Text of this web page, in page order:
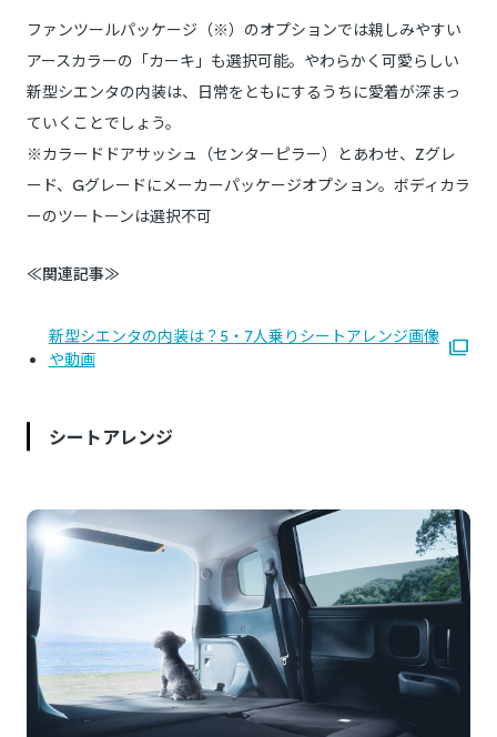
ファンツールパッケージ（※）のオプションでは親しみやすい
アースカラーの「カーキ」も選択可能。やわらかく可愛らしい
新型シエンタの内装は、日常をともにするうちに愛着が深まっ
ていくことでしょう。
※カラードドアサッシュ（センターピラー）とあわせ、Zグレ
ード、Gグレードにメーカーパッケージオプション。ボディカラ
ーのツートーンは選択不可
≪関連記事≫
新型シエンタの内装は？5・7人乗りシートアレンジ画像
や動画
シートアレンジ